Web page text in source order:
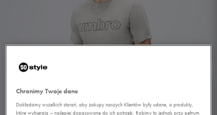
Chronimy Twoje dane
Dokładamy wszelkich starań, aby zakupy naszych Klientów były udane, a produkty,
które wybierają – najlepiej dopasowane do ich potrzeb. Robimy to jednak przy pełnym